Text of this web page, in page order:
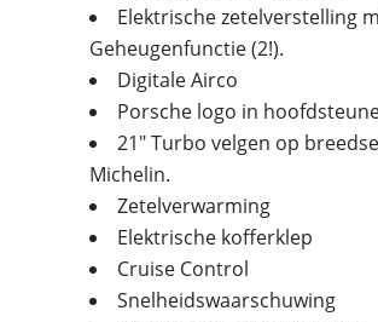
Elektrische zetelverstelling
Geheugenfunctie (2!).
Digitale Airco
Porsche logo in
21″ Turbo velgen op
Michelin.
Zetelverwarming
Elektrische kofferklep
Cruise Control
Snelheidswaarschuwing